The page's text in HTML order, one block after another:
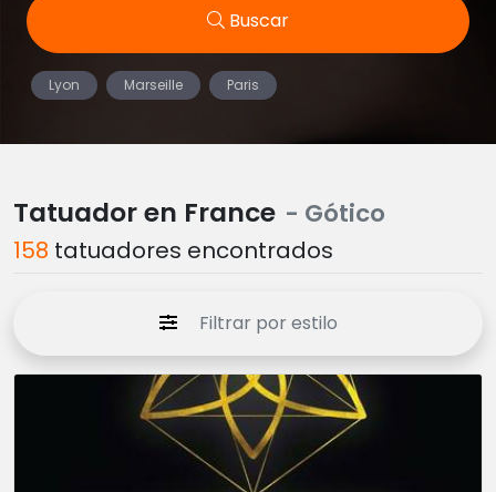
Buscar
Lyon Marseille Paris
Tatuador en France - Gótico
158 tatuadores encontrados
Filtrar por estilo